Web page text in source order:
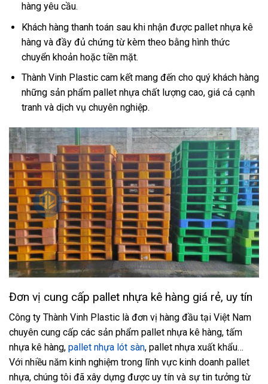
hàng yêu cầu.
Khách hàng thanh toán sau khi nhận được pallet nhựa kê
hàng và đầy đủ chứng từ kèm theo bằng hình thức
chuyển khoản hoặc tiền mặt.
Thành Vinh Plastic cam kết mang đến cho quý khách hàng
những sản phẩm pallet nhựa chất lượng cao, giá cả cạnh
tranh và dịch vụ chuyên nghiệp.
Đơn vị cung cấp pallet nhựa kê hàng giá rẻ, uy tín
Công ty Thành Vinh Plastic là đơn vị hàng đầu tại Việt Nam
chuyên cung cấp các sản phẩm pallet nhựa kê hàng, tấm
nhựa kê hàng, pallet nhựa lót sàn, pallet nhựa xuất khẩu…
Với nhiều năm kinh nghiệm trong lĩnh vực kinh doanh pallet
nhựa, chúng tôi đã xây dựng được uy tín và sự tin tưởng từ